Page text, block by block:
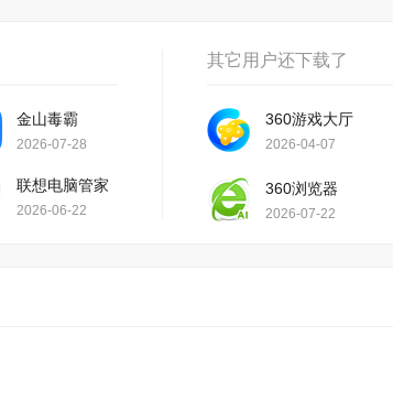
金山毒霸
2026-07-28
联想电脑管家
2026-06-22
其它用户还下载了
360游戏大厅
2026-04-07
360浏览器
2026-07-22